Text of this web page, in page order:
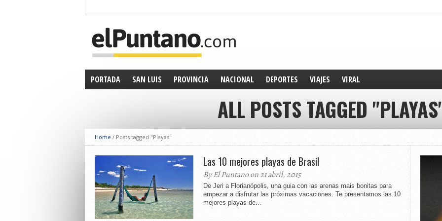
PORTADA SAN LUIS PROVINCIA NACIONAL DEPORTES VIAJES VIRAL
ALL POSTS TAGGED
Home / Posts tagged "Playas"
Las 10 mejores playas de Brasil
By El Puntano on 21 abril, 2015
De Jeri a Florianópolis, una guia con las arenas mais bonitas para
empezar a disfrutar las próximas vacaciones. Te presentamos las 10
mejores playas de...